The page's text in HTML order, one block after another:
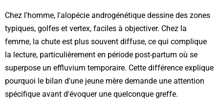
Chez l'homme, l'alopécie androgénétique dessine des zones
typiques, golfes et vertex, faciles à objectiver. Chez la
femme, la chute est plus souvent diffuse, ce qui complique
la lecture, particulièrement en période post-partum où se
superpose un effluvium temporaire. Cette différence explique
pourquoi le bilan d'une jeune mère demande une attention
spécifique avant d'évoquer une quelconque greffe.